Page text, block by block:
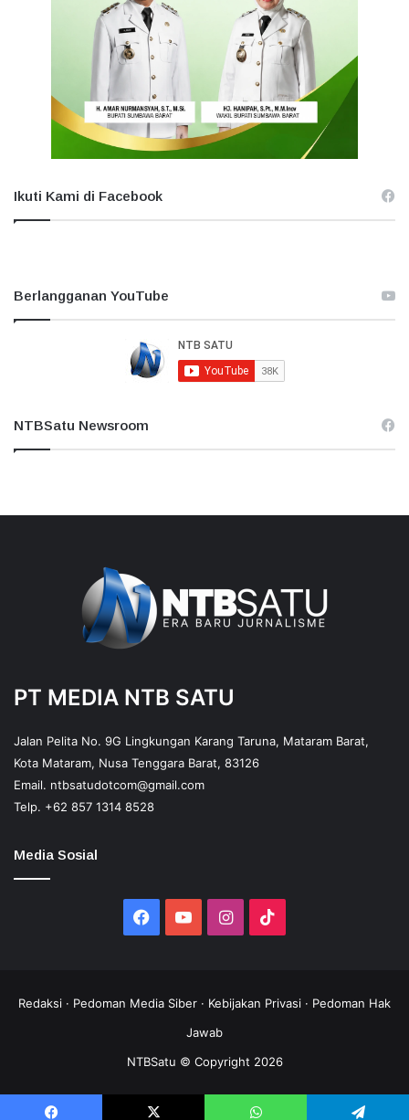
Ikuti Kami di Facebook
Berlangganan YouTube
NTBSatu Newsroom
PT MEDIA NTB SATU
Jalan Pelita No. 9G Lingkungan Karang Taruna, Mataram Barat,
Kota Mataram, Nusa Tenggara Barat, 83126
Email. ntbsatudotcom@gmail.com
Telp. +62 857 1314 8528
Media Sosial
Facebook
YouTubeInstagram
Redaksi · Pedoman Media Siber · Kebijakan Privasi · Pedoman Hak
Jawab
NTBSatu © Copyright 2026